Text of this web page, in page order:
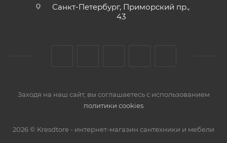
Санкт-Петербург, Приморский пр.,
43
Заходя на наш сайт, вы соглашаетесь с использованием
политики cookies
2026 © Kresdtore - интернет-магазин сантехники и мебели